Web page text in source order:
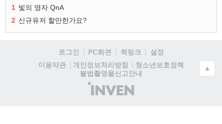
1 빛의 영자 QnA
2 신규유저 할만한가요?
로그인 PC화면 퀵링크
설정
이용약관
개인정보처리방침
청소년보호정책
불법촬영물신고안내
(주)
인
▲